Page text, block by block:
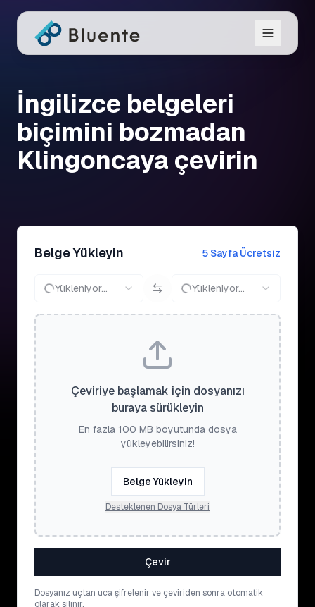
İngilizce belgeleri
biçimini bozmadan
Klingoncaya çevirin
Belge Yükleyin 5 Sayfa Ücretsiz
Yükleniyor... Yükleniyor...
Çeviriye başlamak için dosyanızı
buraya sürükleyin
En fazla 100 MB boyutunda dosya
yükleyebilirsiniz!
Belge Yükleyin
Desteklenen Dosya Türleri
Çevir
Dosyanız uçtan uca şifrelenir ve çeviriden sonra otomatik
olarak silinir.